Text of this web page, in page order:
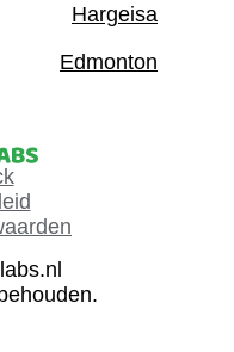
Hargeisa
Edmonton